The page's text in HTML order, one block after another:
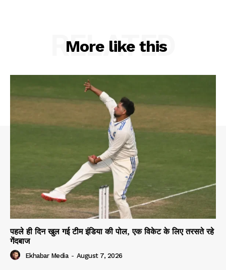
Subscription PlansMore like this
RELATED
पहले ही दिन खुल गई टीम इंडिया की पोल, एक विकेट के लिए तरसते रहे
गेंदबाज
Ekhabar Media - August 7, 2026